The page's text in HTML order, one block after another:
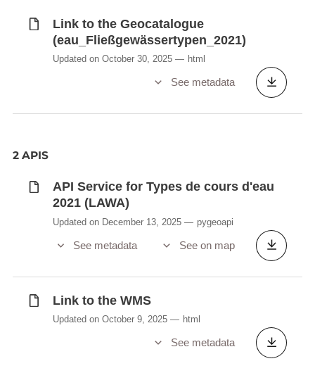
Link to the Geocatalogue
(eau_Fließgewässertypen_2021)
Updated on October 30, 2025 html
See metadata
2 APIS
API Service for Types de cours d'eau
2021 (LAWA)
Updated on December 13, 2025 pygeoapi
See metadata See on map
Link to the WMS
Updated on October 9, 2025 html
See metadata